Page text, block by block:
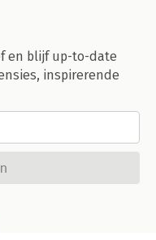
en blijf up-to-date
inspirerende